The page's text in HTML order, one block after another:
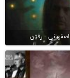
- رفتن